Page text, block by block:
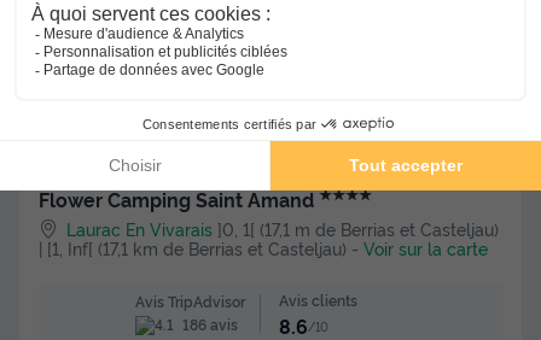
Flower Camping Saint Amand★★★★
Laurac En Vivarais ]0, 1[ (17,1 m de Berrias et Casteljau)
| [1, Inf[ (17,1 km de Berrias et Casteljau) - Voir sur la carte
Avis TripAdvisor
186 avis
Avis clients
8.6 /10